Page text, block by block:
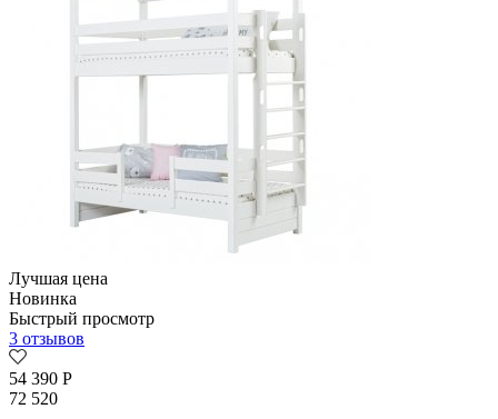
Лучшая цена
Новинка
Быстрый просмотр
3 отзывов
54 390 Р
72 520